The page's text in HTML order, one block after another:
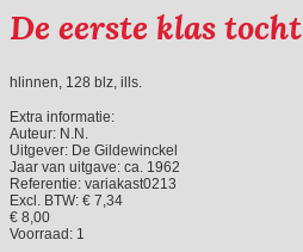
De eerste klas tocht
hlinnen, 128 blz, ills.
Extra informatie:
Auteur: N.N.
Uitgever: De Gildewinckel
Jaar van uitgave: ca. 1962
Referentie: variakast0213
Excl. BTW: € 7,34
€ 8,00
Voorraad: 1